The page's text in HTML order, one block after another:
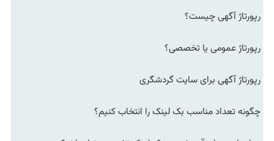
رپورتاژ آگهی چیست؟
رپورتاژ عمومی یا تخصصی؟
رپورتاژ آگهی برای سایت گردشگری
چگونه تعداد مناسب بک لینک را انتخاب کنیم؟